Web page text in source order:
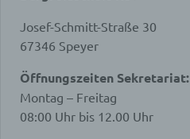
Josef-Schmitt-Straße 30
67346 Speyer
Öffnungszeiten Sekretariat:
Montag – Freitag
08:00 Uhr bis 12.00 Uhr